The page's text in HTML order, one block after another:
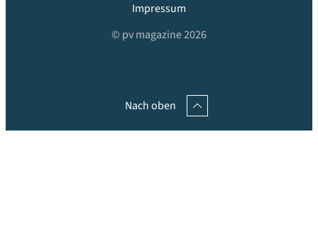
Impressum
© pv magazine 2026
Nach oben